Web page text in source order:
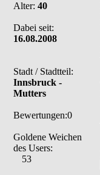
Alter: 40
Dabei seit:
16.08.2008
Stadt / Stadtteil:
Innsbruck -
Mutters
Bewertungen:0
Goldene Weichen
des Users:
53